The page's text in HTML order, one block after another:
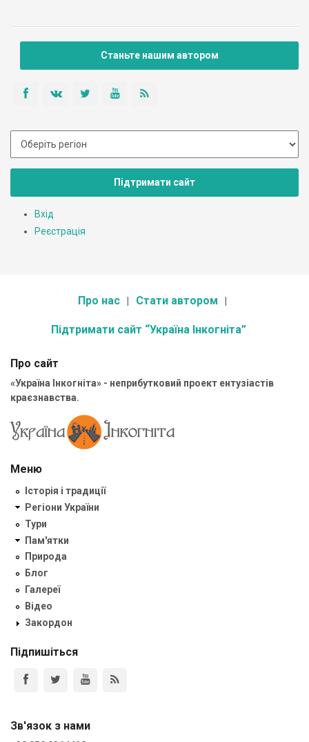
Станьте нашим автором
Підтримати сайт
Вхід
Реєстрація
Про нас Стати автором
Підтримати сайт “Україна Інкогніта”
Про сайт
«Україна Інкогніта» - неприбутковий проект ентузіастів
краєзнавства.
Меню
Історія і традиції
Регіони України
Тури
Пам'ятки
Природа
Блог
Галереї
Відео
Закордон
Підпишіться
Зв'язок з нами